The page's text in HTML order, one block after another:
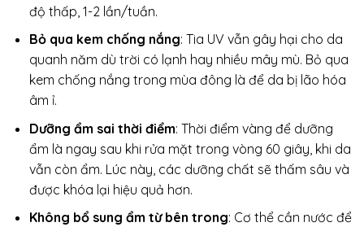
độ thấp, 1-2 lần/tuần.
Bỏ qua kem chống nắng: Tia UV vẫn gây hại cho da
quanh năm dù trời có lạnh hay nhiều mây mù. Bỏ qua
kem chống nắng trong mùa đông là để da bị lão hóa
âm ỉ.
Dưỡng ẩm sai thời điểm: Thời điểm vàng để dưỡng
ẩm là ngay sau khi rửa mặt trong vòng 60 giây, khi da
vẫn còn ẩm. Lúc này, các dưỡng chất sẽ thấm sâu và
được khóa lại hiệu quả hơn.
Không bổ sung ẩm từ bên trong: Cơ thể cần nước để